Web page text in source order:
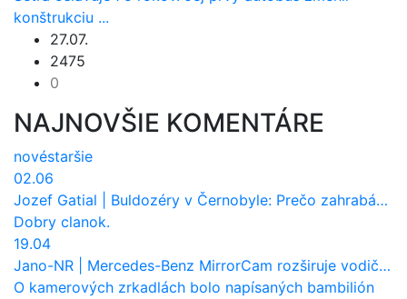
konštrukciu ...
27.07.
2475
0
NAJNOVŠIE KOMENTÁRE
novéstaršie
02.06
Jozef Gatial
Buldozéry v Černobyle: Prečo zahrabávali Červený les pod zem?
Dobry clanok.
19.04
Jano-NR
Mercedes-Benz MirrorCam rozširuje vodičovi výhľad a uberá autobusom odpor vzduchu
O kamerových zrkadlách bolo napísaných bambilión